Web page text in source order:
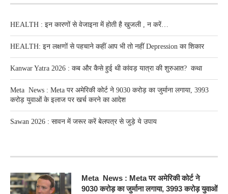
HEALTH : इन कारणों से वेजाइना में होती है खुजली , न करें…
HEALTH: इन लक्षणों से पहचाने कहीं आप भी तो नहीं Depression का शिकार
Kanwar Yatra 2026 : कब और कैसे हुई थी कांवड़ यात्रा की शुरुआत? कथा
Meta News : Meta पर अमेरिकी कोर्ट ने 9030 करोड़ का जुर्माना लगाया, 3993
करोड़ युवाओं के इलाज पर खर्च करने का आदेश
Sawan 2026 : सावन में जरूर करें बेलपत्र से जुड़े ये उपाय
Meta News : Meta पर अमेरिकी कोर्ट ने
9030 करोड़ का जुर्माना लगाया, 3993 करोड़ युवाओं